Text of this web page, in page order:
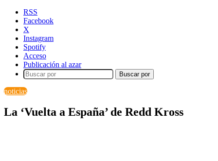
RSS
Facebook
X
Instagram
Spotify
Acceso
Publicación al azar
Buscar por
noticias
La ‘Vuelta a España’ de Redd Kross